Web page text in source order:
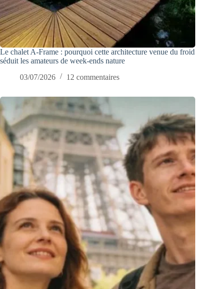
Le chalet A-Frame : pourquoi cette architecture venue du froid
séduit les amateurs de week-ends nature
03/07/2026
12 commentaires